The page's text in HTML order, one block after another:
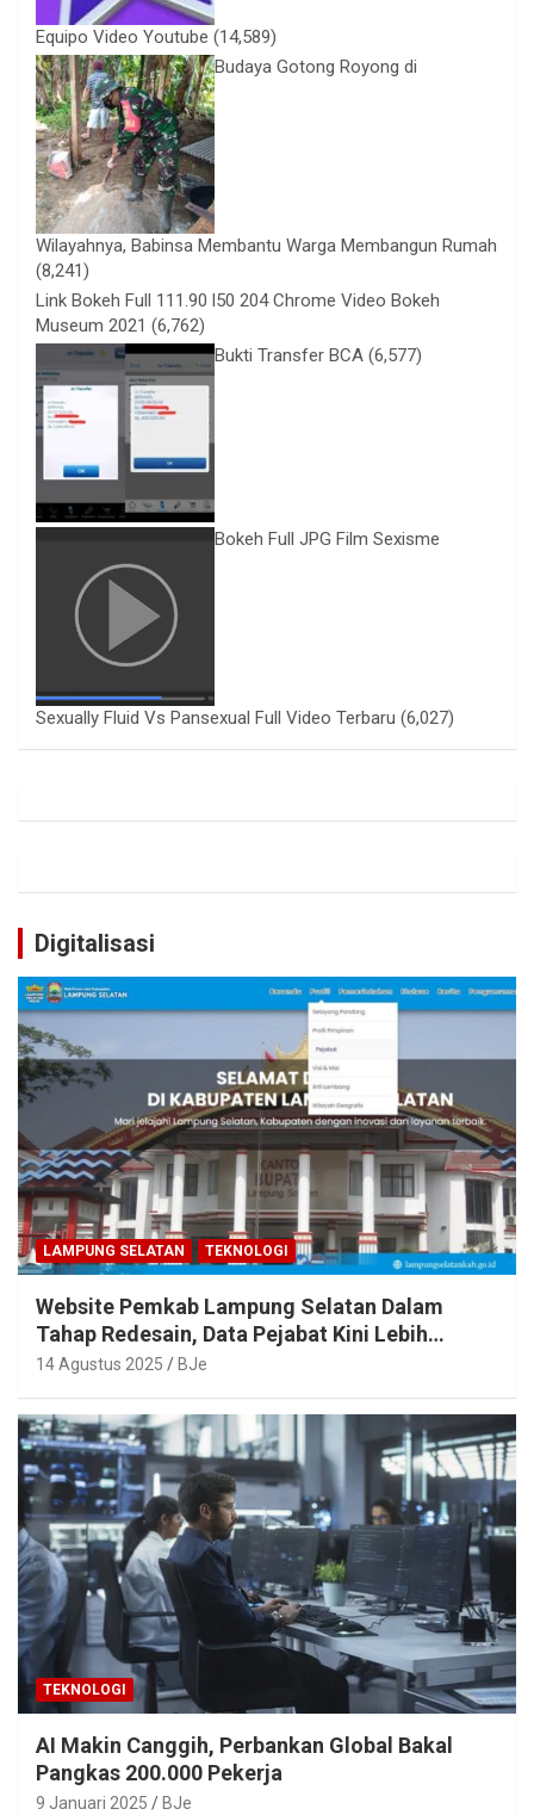
Equipo Video Youtube (14,589)
Budaya Gotong Royong di
Wilayahnya, Babinsa Membantu Warga Membangun Rumah
(8,241)
Link Bokeh Full 111.90 l50 204 Chrome Video Bokeh
Museum 2021 (6,762)
Bukti Transfer BCA (6,577)
Bokeh Full JPG Film Sexisme
Sexually Fluid Vs Pansexual Full Video Terbaru (6,027)
Digitalisasi
LAMPUNG SELATAN TEKNOLOGI
Website Pemkab Lampung Selatan Dalam
Tahap Redesain, Data Pejabat Kini Lebih
Mudah Diakses
14 Agustus 2025 BJe
TEKNOLOGI
AI Makin Canggih, Perbankan Global Bakal
Pangkas 200.000 Pekerja
9 Januari 2025 BJe